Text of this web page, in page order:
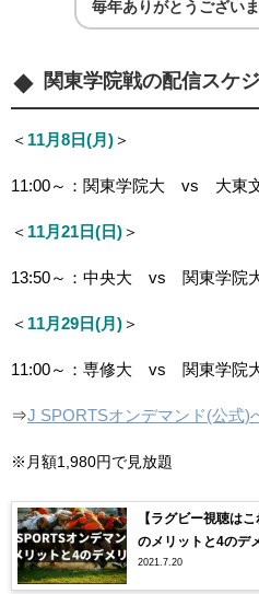
毎年ありがとうございま
関東学院戦の配信スケ
＜ 11月8日(月) ＞
11:00～：関東学院大 vs 大東
＜ 11月21日(日) ＞
13:50～：中央大 vs 関東学院
＜ 11月29日(月) ＞
11:00～：専修大 vs 関東学院
⇒J SPORTSオンデマンド(公式)
※月額1,980円で見放題
【ラグビー視聴は
のメリットと4のデ
2021.7.20